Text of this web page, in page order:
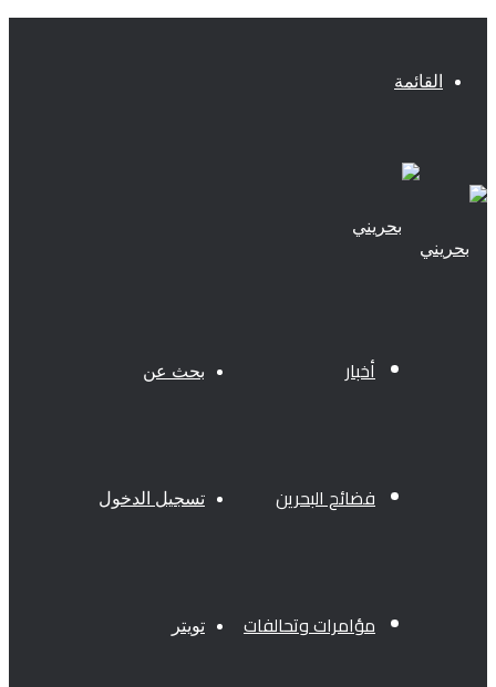
القائمة
أخبار
فضائح البحرين
مؤامرات وتحالفات
بحث عن
تسجيل الدخول
تويتر